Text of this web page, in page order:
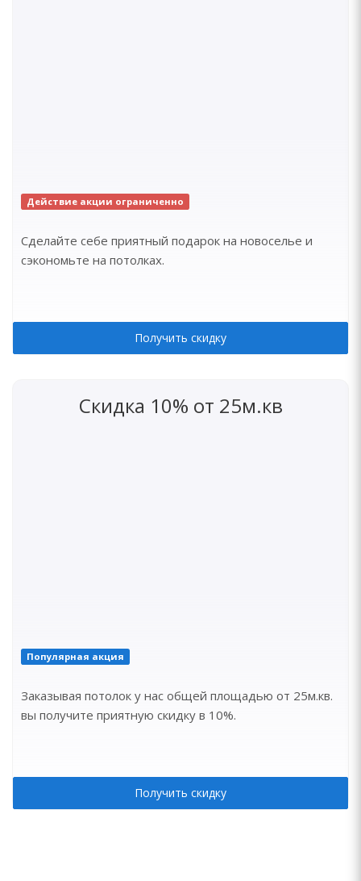
Действие акции ограниченно
Сделайте себе приятный подарок на новоселье и
сэкономьте на потолках.
Получить скидку
Скидка 10% от 25м.кв
Популярная акция
Заказывая потолок у нас общей площадью от 25м.кв.
вы получите приятную скидку в 10%.
Получить скидку